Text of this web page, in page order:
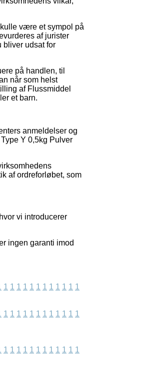
være et sympol på
af jurister
bliver udsat for
på handlen, til
når som helst
af Flussmiddel
et barn.
anmeldelser og
Y 0,5kg Pulver
af ordreforløbet, som
vi introducerer
ingen garanti imod
1 1 1 1 1 1 1 1 1 1 1 1
1 1 1 1 1 1 1 1 1 1 1 1
1 1 1 1 1 1 1 1 1 1 1 1